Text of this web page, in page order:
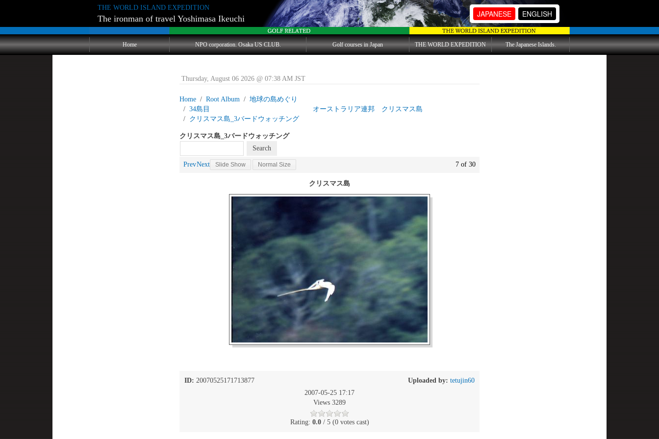
THE WORLD ISLAND EXPEDITION
The ironman of travel Yoshimasa Ikeuchi JAPANESE ENGLISH
Home NPO corporation. Osaka US CLUB. Golf courses in Japan THE WORLD EXPEDITION The Japanese Islands.
Thursday, August 06 2026 @ 07:38 AM JST
Home Root Album
地球の島めぐり
34島目 オーストラリア連邦 クリスマス島
クリスマス島_3バードウォッチング
クリスマス島_3バードウォッチング
PrevNext Slide Show Normal Size 7 of 30
クリスマス島
ID: 20070525171713877 Uploaded by: tetujin60
2007-05-25 17:17
Views 3289
Rating: 0.0/ 5 (0 votes cast)